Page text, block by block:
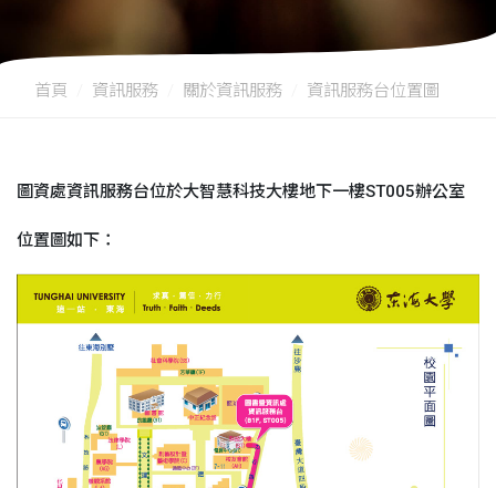
首頁 資訊服務 關於資訊服務 資訊服務台位置圖
圖資處資訊服務台位於大智慧科技大樓地下一樓ST005辦公室
位置圖如下：